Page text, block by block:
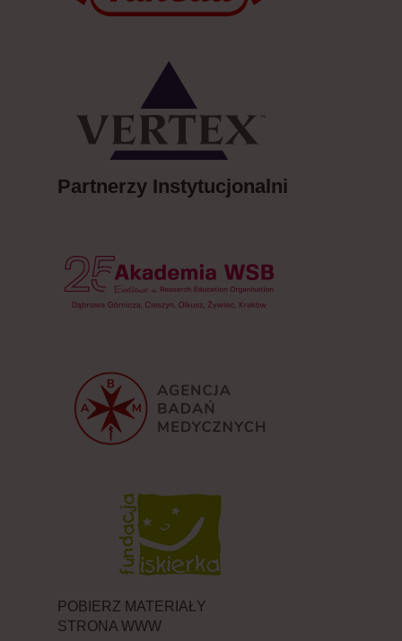
Partnerzy Instytucjonalni
POBIERZ MATERIAŁY
STRONA WWW